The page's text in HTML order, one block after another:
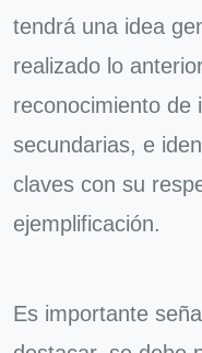
tendrá una idea
realizado lo
reconocimiento de
secundarias, e
claves con su
ejemplificación.
Es importante